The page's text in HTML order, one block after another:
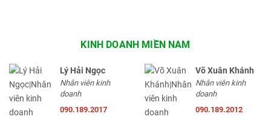
KINH DOANH MIỀN NAM
Lý Hải Ngọc
Nhân viên kinh
doanh
090.189.2017
Võ Xuân Khánh
Nhân viên kinh
doanh
090.189.2012